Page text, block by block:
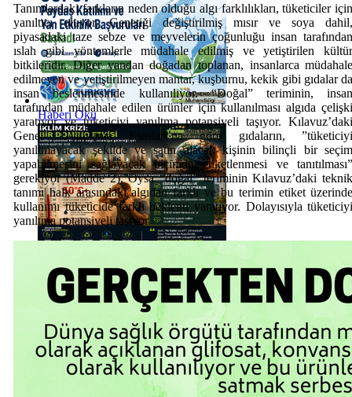
Haberi Oku
Tanımlardaki farkların neden olduğu algı farklılıkları, tüketiciler
yanıltıcı oluyor. Genetiği değiştirilmiş mısır ve soya
piyasadaki taze sebze ve meyvelerin çoğunluğu insan
ıslah gibi yöntemlerle müdahale edilmiş ve yetiştirilen
bitkileridir. Diğer yandan doğadan toplanan, insanlarca
edilmeyen ve yetiştirilmeyen mantar, kuşburnu, kekik gibi gıdalar
insan beslenmesinde kullanılıyor. “Doğal” teriminin,
tarafından müdahale edilen ürünler için kullanılması algıda
yaratıyor ve tüketiciyi yanıltma potansiyeli taşıyor.
Genel Uygulama Esasları’na göre gıdaların,
yanıltmayacak şekilde ve satın alacak kişinin bilinçli bir
yapabilmesini sağlayacak biçimde etiketlenmesi ve
gerekiyor (Madde 2). Oysa “doğal” teriminin Kılavuz’daki
tanımı halk arasındaki algıdan farklı ve bu terimin etiket
kullanımı tüketicide farklı beklenti yaratıyor. Dolayısıyla
yanıltma potansiyeli taşıyor.